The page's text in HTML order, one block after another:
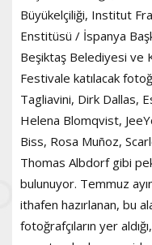
Büyükelçiliği, Institut
Enstitüsü / İspanya
Beşiktaş Belediyesi ve
Festivale katılacak
Tagliavini, Dirk Dallas,
Helena Blomqvist,
Biss, Rosa Muñoz,
Thomas Albdorf gibi
bulunuyor. Temmuz
ithafen hazırlanan, bu
fotoğrafçıların yer